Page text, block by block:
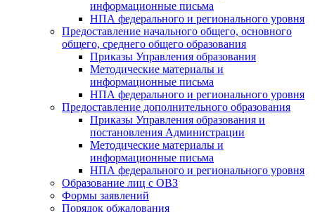
информационные письма
НПА федерального и регионального уровня
Предоставление начального общего, основного
общего, среднего общего образования
Приказы Управления образования
Методические материалы и
информационные письма
НПА федерального и регионального уровня
Предоставление дополнительного образования
Приказы Управления образования и
постановления Администрации
Методические материалы и
информационные письма
НПА федерального и регионального уровня
Образование лиц с ОВЗ
Формы заявлений
Порядок обжалования